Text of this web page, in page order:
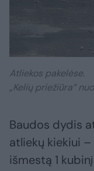
Atliekos pakelėse.
„Kelių priežiūra“
Baudos dydis
atliekų kiekiui
išmestą 1